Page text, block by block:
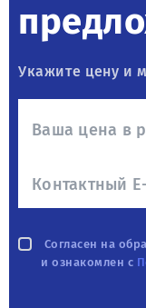
Укажите цену и
Согласен на
и ознакомлен с